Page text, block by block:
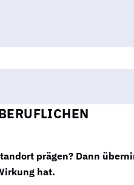
prägen? Dann
hat.